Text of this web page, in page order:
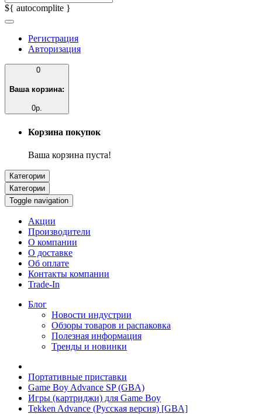
${ autocomplite }
Регистрация
Авторизация
0
Ваша корзина:
0р.
Корзина покупок
Ваша корзина пуста!
Категории
Категории
Toggle navigation
Акции
Производители
О компании
О доставке
Об оплате
Контакты компании
Trade-In
Блог
Новости индустрии
Обзоры товаров и распаковка
Полезная информация
Тренды и новинки
Портативные приставки
Game Boy Advance SP (GBA)
Игры (картриджи) для Game Boy
Tekken Advance (Русская версия) [GBA]